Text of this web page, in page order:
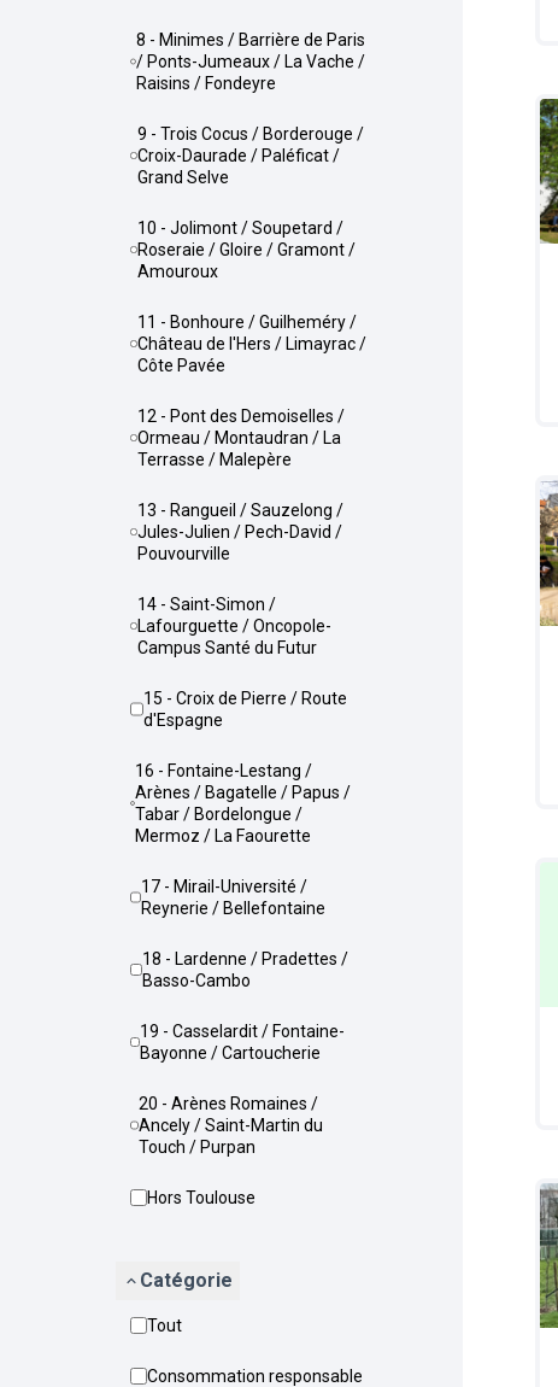
8 - Minimes / Barrière de Paris
/ Ponts-Jumeaux / La Vache /
Raisins / Fondeyre
9 - Trois Cocus / Borderouge /
Croix-Daurade / Paléficat /
Grand Selve
10 - Jolimont / Soupetard /
Roseraie / Gloire / Gramont /
Amouroux
11 - Bonhoure / Guilheméry /
Château de l'Hers / Limayrac /
Côte Pavée
12 - Pont des Demoiselles /
Ormeau / Montaudran / La
Terrasse / Malepère
13 - Rangueil / Sauzelong /
Jules-Julien / Pech-David /
Pouvourville
14 - Saint-Simon /
Lafourguette / Oncopole-
Campus Santé du Futur
15 - Croix de Pierre / Route
d'Espagne
16 - Fontaine-Lestang /
Arènes / Bagatelle / Papus /
Tabar / Bordelongue /
Mermoz / La Faourette
17 - Mirail-Université /
Reynerie / Bellefontaine
18 - Lardenne / Pradettes /
Basso-Cambo
19 - Casselardit / Fontaine-
Bayonne / Cartoucherie
20 - Arènes Romaines /
Ancely / Saint-Martin du
Touch / Purpan
Hors Toulouse
Catégorie
Tout
Consommation responsable